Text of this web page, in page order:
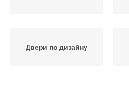
Двери по дизайну